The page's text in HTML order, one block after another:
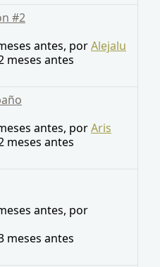
#2
antes, porAlejalu
meses antes
antes, porAris
meses antes
antes, por
meses antes